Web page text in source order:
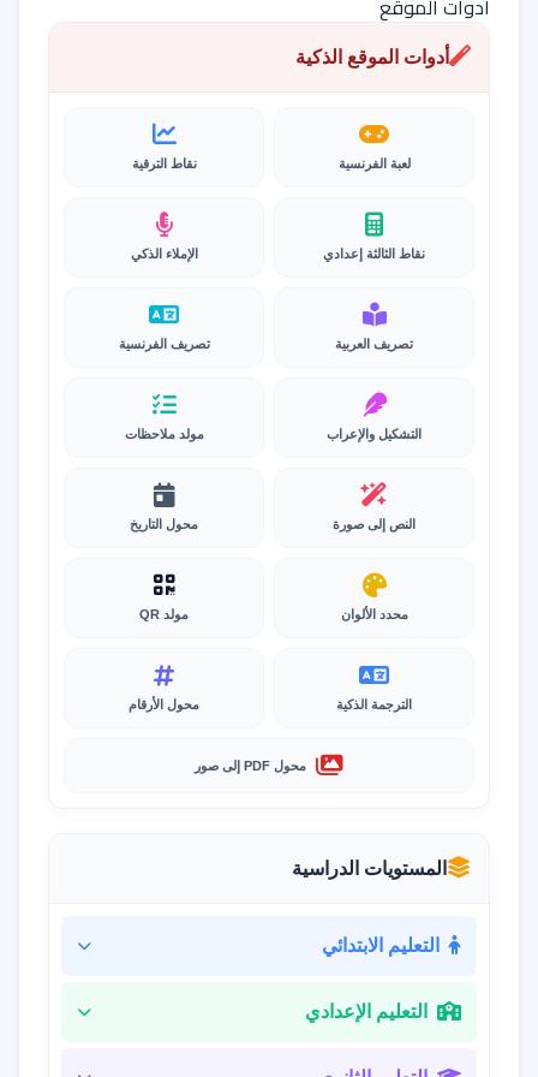
أدوات الموقع
أدوات الموقع الذكية
لعبة الفرنسية نقاط الترقية
نقاط الثالثة إعدادي الإملاء الذكي
تصريف العربية تصريف الفرنسية
التشكيل والإعراب مولد ملاحظات
النص إلى صورة محول التاريخ
محدد الألوان مولد QR
الترجمة الذكية محول الأرقام
محول PDF إلى صور
المستويات الدراسية
التعليم الابتدائي
التعليم الإعدادي